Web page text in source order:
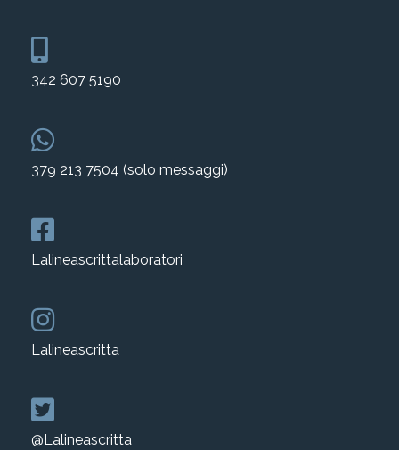
342 607 5190
379 213 7504 (solo messaggi)
Lalineascrittalaboratori
Lalineascritta
@Lalineascritta